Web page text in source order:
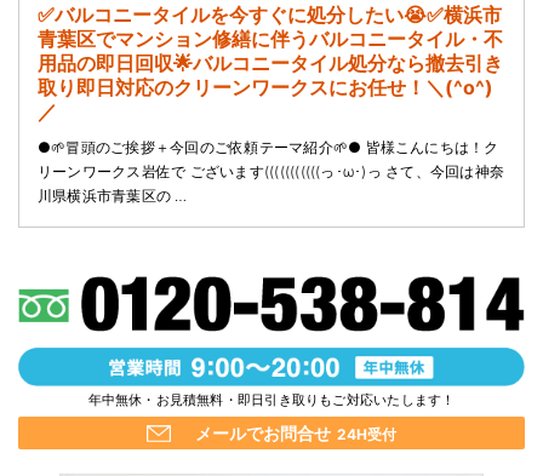
✅️バルコニータイルを今すぐに処分したい😭✅️横浜市
青葉区でマンション修繕に伴うバルコニータイル・不
用品の即日回収🌟バルコニータイル処分なら撤去引き
取り即日対応のクリーンワークスにお任せ！＼(^o^)
／
●🌱冒頭のご挨拶＋今回のご依頼テーマ紹介🌱● 皆様こんにちは！ク
リーンワークス岩佐で ございます(((((((((((っ･ω･)っ さて、今回は神奈
川県横浜市青葉区の …
年中無休・お見積無料・即日引き取りもご対応いたします！
メールでお問合せ 24H受付